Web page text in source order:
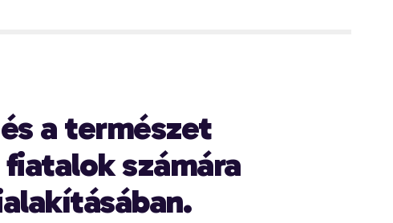
a természet
számára